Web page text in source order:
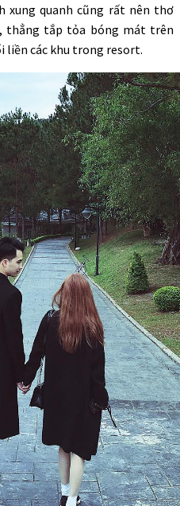
xung quanh cũng rất nên thơ
thẳng tắp tỏa bóng mát trên
liền các khu trong resort.